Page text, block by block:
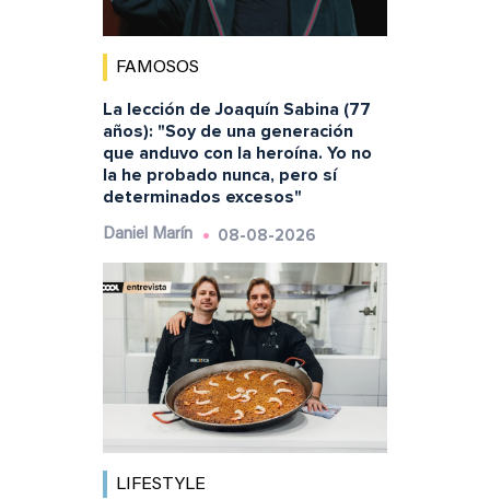
FAMOSOS
La lección de Joaquín Sabina (77
años): "Soy de una generación
que anduvo con la heroína. Yo no
la he probado nunca, pero sí
determinados excesos"
Daniel Marín 08-08-2026
LIFESTYLE